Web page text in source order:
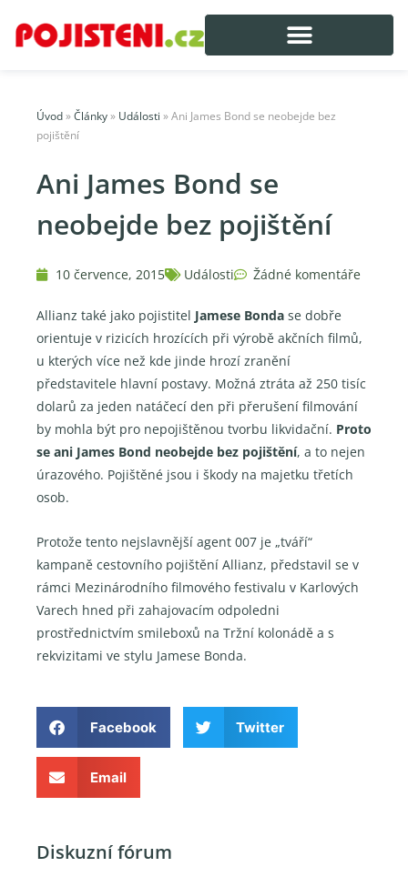
Úvod » Články » Události » Ani James Bond se neobejde bez
pojištění
Ani James Bond se
neobejde bez pojištění
10 července, 2015 Události Žádné komentáře
Allianz také jako pojistitel Jamese Bonda se dobře
orientuje v rizicích hrozících při výrobě akčních filmů,
u kterých více než kde jinde hrozí zranění
představitele hlavní postavy. Možná ztráta až 250 tisíc
dolarů za jeden natáčecí den při přerušení filmování
by mohla být pro nepojištěnou tvorbu likvidační. Proto
se ani James Bond neobejde bez pojištění, a to nejen
úrazového. Pojištěné jsou i škody na majetku třetích
osob.
Protože tento nejslavnější agent 007 je „tváří“
kampaně cestovního pojištění Allianz, představil se v
rámci Mezinárodního filmového festivalu v Karlových
Varech hned při zahajovacím odpoledni
prostřednictvím smileboxů na Tržní kolonádě a s
rekvizitami ve stylu Jamese Bonda.
Facebook Twitter
Email
Diskuzní fórum